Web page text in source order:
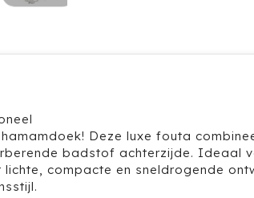
Deze luxe fouta
badstof achterzijde. Ideaal
compacte en sneldrogende